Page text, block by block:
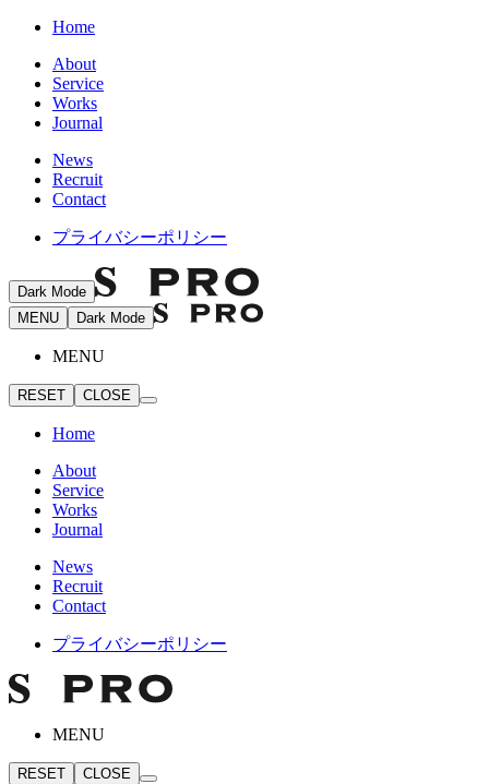
Home
About
Service
Works
Journal
News
Recruit
Contact
プライバシーポリシー
Dark Mode
MENU
Dark Mode
MENU
RESET CLOSE
Home
About
Service
Works
Journal
News
Recruit
Contact
プライバシーポリシー
MENU
RESET CLOSE